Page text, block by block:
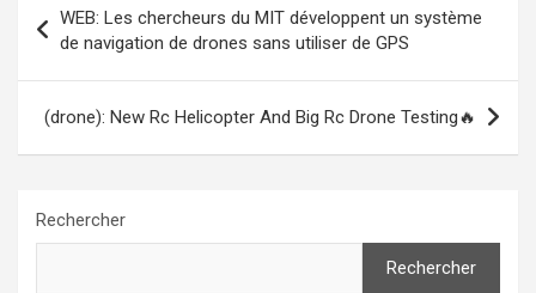
de
l’article
WEB: Les chercheurs du MIT développent un système
de navigation de drones sans utiliser de GPS
(drone): New Rc Helicopter And Big Rc Drone Testing🔥
Rechercher
Rechercher